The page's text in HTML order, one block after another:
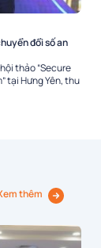
đổi số an
thảo “Secure
tại Hưng Yên, thu
thêm